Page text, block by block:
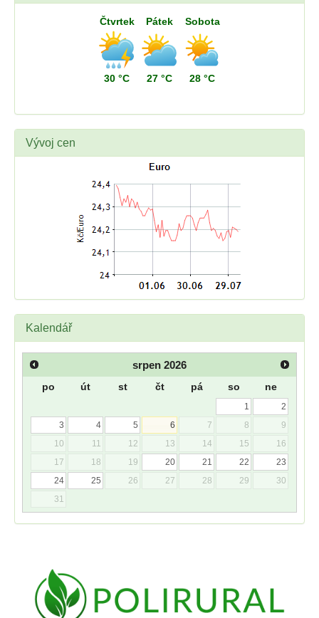
Čtvrtek
30 °C
Pátek
27 °C
Sobota
28 °C
Vývoj cen
Kalendář
srpen 2026
po út st čt pá so ne
1
2
3
4 5 6 7 8
9
10
11 12 13 14 15
16
17
18 19 20 21 22
23
24
25 26 27 28 29
30
31